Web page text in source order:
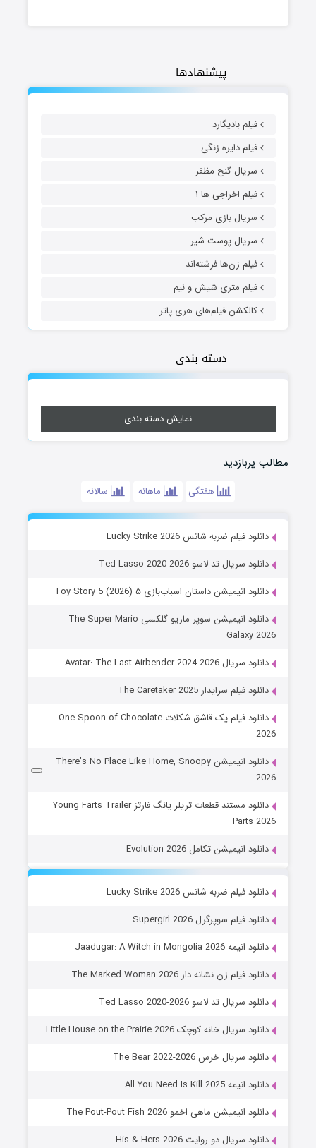
پیشنهادها
فیلم بادیگارد
فیلم دایره زنگی
سریال گنج مظفر
فیلم اخراجی ها ۱
سریال بازی مرکب
سریال پوست شیر
فیلم زن‌ها فرشته‌اند
فیلم متری شیش و نیم
کالکشن فیلم‌های هری پاتر
دسته بندی
نمایش دسته بندی
مطالب پربازدید
هفتگی ماهانه سالانه
دانلود فیلم ضربه شانس Lucky Strike 2026
دانلود سریال تد لاسو Ted Lasso 2020-2026
دانلود انیمیشن داستان اسباب‌بازی ۵ Toy Story 5 (2026)
دانلود انیمیشن سوپر ماریو گلکسی The Super Mario
Galaxy 2026
دانلود سریال Avatar: The Last Airbender 2024-2026
دانلود فیلم سرایدار The Caretaker 2025
دانلود فیلم یک قاشق شکلات One Spoon of Chocolate
2026
دانلود انیمیشن There’s No Place Like Home, Snoopy
2026
دانلود مستند قطعات تریلر یانگ فارتز Young Farts Trailer
Parts 2026
دانلود انیمیشن تکامل Evolution 2026
دانلود فیلم ضربه شانس Lucky Strike 2026
دانلود فیلم سوپرگرل Supergirl 2026
دانلود انیمه Jaadugar: A Witch in Mongolia 2026
دانلود فیلم زن نشانه دار The Marked Woman 2026
دانلود سریال تد لاسو Ted Lasso 2020-2026
دانلود سریال خانه کوچک Little House on the Prairie 2026
دانلود سریال خرس The Bear 2022-2026
دانلود انیمه All You Need Is Kill 2025
دانلود انیمیشن ماهی اخمو The Pout-Pout Fish 2026
دانلود سریال دو روایت His & Hers 2026